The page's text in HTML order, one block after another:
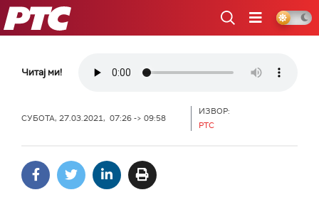
РТС
Читај ми!
СУБОТА, 27.03.2021, 07:26 -> 09:58
ИЗВОР:
РТС